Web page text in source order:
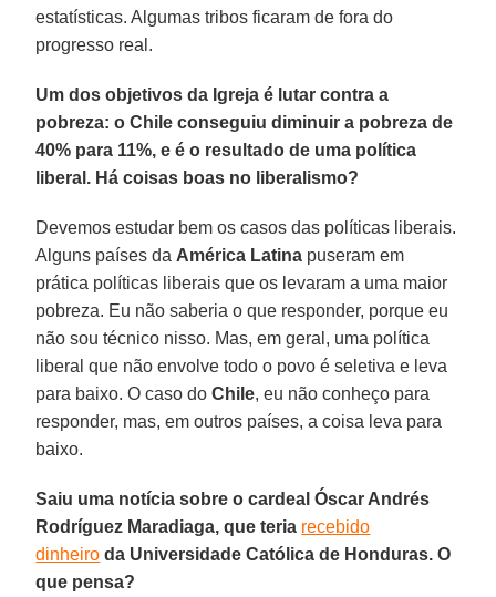
estatísticas. Algumas tribos ficaram de fora do
progresso real.
Um dos objetivos da Igreja é lutar contra a
pobreza: o Chile conseguiu diminuir a pobreza de
40% para 11%, e é o resultado de uma política
liberal. Há coisas boas no liberalismo?
Devemos estudar bem os casos das políticas liberais.
Alguns países da América Latina puseram em
prática políticas liberais que os levaram a uma maior
pobreza. Eu não saberia o que responder, porque eu
não sou técnico nisso. Mas, em geral, uma política
liberal que não envolve todo o povo é seletiva e leva
para baixo. O caso doChile, eu não conheço para
responder, mas, em outros países, a coisa leva para
baixo.
Saiu uma notícia sobre o cardeal Óscar Andrés
Rodríguez Maradiaga, que teria recebido
dinheiro da Universidade Católica de Honduras. O
que pensa?